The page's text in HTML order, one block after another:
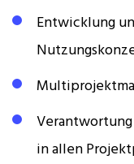
Entwicklung
in allen